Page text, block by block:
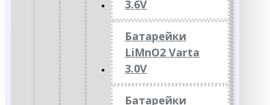
3.6V
Батарейки
LiMnO2 Varta
3.0V
Батарейки